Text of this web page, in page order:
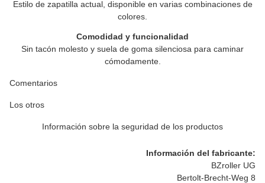
Estilo de zapatilla actual, disponible en varias combinaciones de
colores.
Comodidad y funcionalidad
Sin tacón molesto y suela de goma silenciosa para caminar
cómodamente.
Comentarios
Los otros
Información sobre la seguridad de los productos
Información del fabricante:
BZroller UG
Bertolt-Brecht-Weg 8